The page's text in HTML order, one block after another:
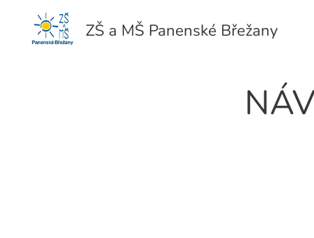
ZŠ a MŠ Panenské Břežany